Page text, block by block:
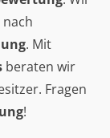
. Mit
beraten wir
Fragen
!